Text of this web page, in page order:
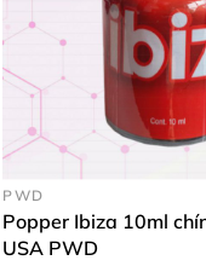
PWD
Popper Ibiza 10ml
USA PWD